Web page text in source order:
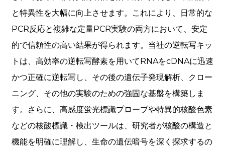
と特異性を大幅に向上させます。これにより、日常的な
PCR反応と複雑な定量PCR実験の両方において、安定
的で信頼性の高い結果が得られます。当社の逆転写キッ
トは、高効率の逆転写酵素を用いてRNAをcDNAに迅速
かつ正確に逆転写し、その後の遺伝子発現解析、クロー
ニング、その他の実験のための強固な基盤を構築しま
す。さらに、高感度蛍光標識プローブや特異的核酸色素
などの核酸標識・検出ツールは、研究者が核酸の構造と
機能を明確に理解し、生命の遺伝暗号を深く探求するの